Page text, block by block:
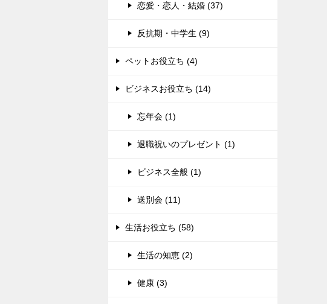
恋愛・恋人・結婚 (37)
反抗期・中学生 (9)
ペットお役立ち (4)
ビジネスお役立ち (14)
忘年会 (1)
退職祝いのプレゼント (1)
ビジネス全般 (1)
送別会 (11)
生活お役立ち (58)
生活の知恵 (2)
健康 (3)